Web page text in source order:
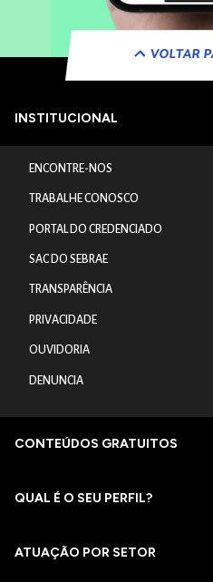
VOLTAR
INSTITUCIONAL
ENCONTRE-NOS
TRABALHE CONOSCO
PORTAL DO CREDENCIADO
SAC DO SEBRAE
TRANSPARÊNCIA
PRIVACIDADE
OUVIDORIA
DENUNCIA
CONTEÚDOS GRATUITOS
QUAL É O SEU PERFIL?
ATUAÇÃO POR SETOR